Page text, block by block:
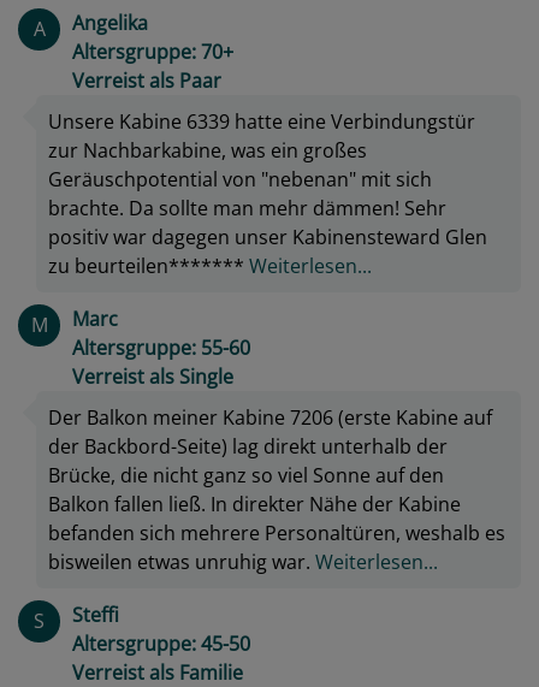
A
Angelika
Altersgruppe: 70+
Verreist als Paar
Unsere Kabine 6339 hatte eine Verbindungstür
zur Nachbarkabine, was ein großes
Geräuschpotential von "nebenan" mit sich
brachte. Da sollte man mehr dämmen! Sehr
positiv war dagegen unser Kabinensteward Glen
zu beurteilen******* Weiterlesen...
M
Marc
Altersgruppe: 55-60
Verreist als Single
Der Balkon meiner Kabine 7206 (erste Kabine auf
der Backbord-Seite) lag direkt unterhalb der
Brücke, die nicht ganz so viel Sonne auf den
Balkon fallen ließ. In direkter Nähe der Kabine
befanden sich mehrere Personaltüren, weshalb es
bisweilen etwas unruhig war. Weiterlesen...
S
Steffi
Altersgruppe: 45-50
Verreist als Familie